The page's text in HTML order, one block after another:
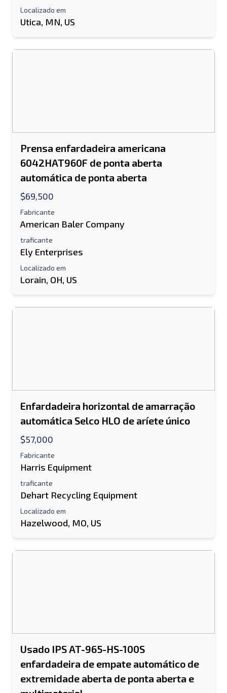
Nome completo
Endereço de e-mail
Localizado em
Utica, MN, US
Prensa enfardadeira americana
6042HAT960F de ponta aberta
automática de ponta aberta
$69,500
Fabricante
American Baler Company
traficante
Ely Enterprises
Localizado em
Lorain, OH, US
Enfardadeira horizontal de amarração
automática Selco HLO de aríete único
$57,000
Fabricante
Harris Equipment
traficante
Dehart Recycling Equipment
Localizado em
Hazelwood, MO, US
Usado IPS AT-965-HS-100S
enfardadeira de empate automático de
extremidade aberta de ponta aberta e
Enviar para um amigo
Lista de texto para dispositivo móvel